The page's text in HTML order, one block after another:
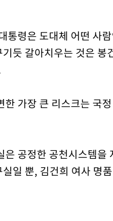
통령은 도대체 어떤 사
듯 갈아치우는 것은
가장 큰 리스크는 국
공정한 공천시스템
일 뿐, 김건희 여사 명